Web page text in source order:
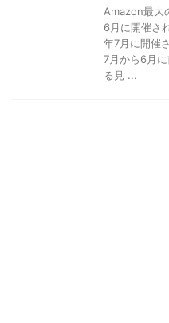
Amazon最大
6月に開催さ
年7月に開催
7月から6月
る見 ...